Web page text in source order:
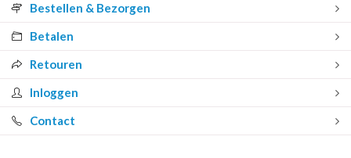
Bestellen & Bezorgen
Betalen
Retouren
Inloggen
Contact